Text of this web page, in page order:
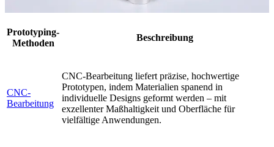
Prototyping-
Methoden
Beschreibung
CNC-
Bearbeitung
CNC-Bearbeitung liefert präzise, hochwertige
Prototypen, indem Materialien spanend in
individuelle Designs geformt werden – mit
exzellenter Maßhaltigkeit und Oberfläche für
vielfältige Anwendungen.